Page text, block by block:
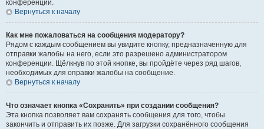
конференции.
Вернуться к началу
Как мне пожаловаться на сообщения модератору?
Рядом с каждым сообщением вы увидите кнопку, предназначенную для
отправки жалобы на него, если это разрешено администратором
конференции. Щёлкнув по этой кнопке, вы пройдёте через ряд шагов,
необходимых для оправки жалобы на сообщение.
Вернуться к началу
Что означает кнопка «Сохранить» при создании сообщения?
Эта кнопка позволяет вам сохранять сообщения для того, чтобы
закончить и отправить их позже. Для загрузки сохранённого сообщения